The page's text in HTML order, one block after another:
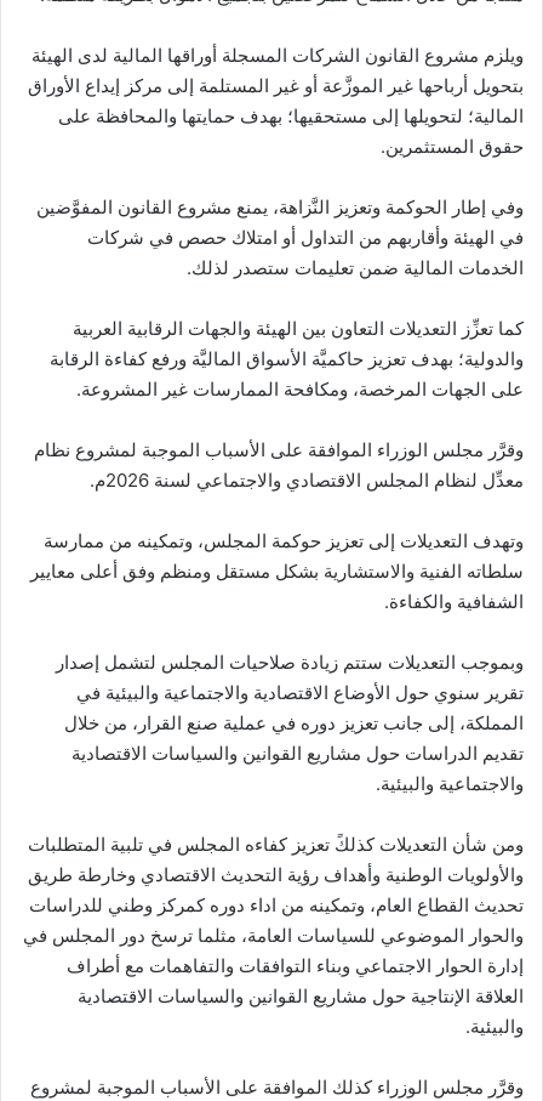
ويلزم مشروع القانون الشركات المسجلة أوراقها المالية لدى الهيئة
بتحويل أرباحها غير الموزَّعة أو غير المستلمة إلى مركز إيداع الأوراق
المالية؛ لتحويلها إلى مستحقيها؛ بهدف حمايتها والمحافظة على
حقوق المستثمرين.
وفي إطار الحوكمة وتعزيز النَّزاهة، يمنع مشروع القانون المفوَّضين
في الهيئة وأقاربهم من التداول أو امتلاك حصص في شركات
الخدمات المالية ضمن تعليمات ستصدر لذلك.
كما تعزِّز التعديلات التعاون بين الهيئة والجهات الرقابية العربية
والدولية؛ بهدف تعزيز حاكميَّة الأسواق الماليَّة ورفع كفاءة الرقابة
على الجهات المرخصة، ومكافحة الممارسات غير المشروعة.
وقرَّر مجلس الوزراء الموافقة على الأسباب الموجبة لمشروع نظام
معدِّل لنظام المجلس الاقتصادي والاجتماعي لسنة 2026م.
وتهدف التعديلات إلى تعزيز حوكمة المجلس، وتمكينه من ممارسة
سلطاته الفنية والاستشارية بشكل مستقل ومنظم وفق أعلى معايير
الشفافية والكفاءة.
وبموجب التعديلات ستتم زيادة صلاحيات المجلس لتشمل إصدار
تقرير سنوي حول الأوضاع الاقتصادية والاجتماعية والبيئية في
المملكة، إلى جانب تعزيز دوره في عملية صنع القرار، من خلال
تقديم الدراسات حول مشاريع القوانين والسياسات الاقتصادية
والاجتماعية والبيئية.
ومن شأن التعديلات كذلكً تعزيز كفاءه المجلس في تلبية المتطلبات
والأولويات الوطنية وأهداف رؤية التحديث الاقتصادي وخارطة طريق
تحديث القطاع العام، وتمكينه من اداء دوره كمركز وطني للدراسات
والحوار الموضوعي للسياسات العامة، مثلما ترسخ دور المجلس في
إدارة الحوار الاجتماعي وبناء التوافقات والتفاهمات مع أطراف
العلاقة الإنتاجية حول مشاريع القوانين والسياسات الاقتصادية
والبيئية.
وقرَّر مجلس الوزراء كذلك الموافقة على الأسباب الموجبة لمشروع